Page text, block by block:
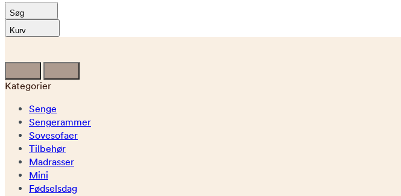
Søg
Kurv
Kategorier
Senge
Sengerammer
Sovesofaer
Tilbehør
Madrasser
Mini
Fødselsdag